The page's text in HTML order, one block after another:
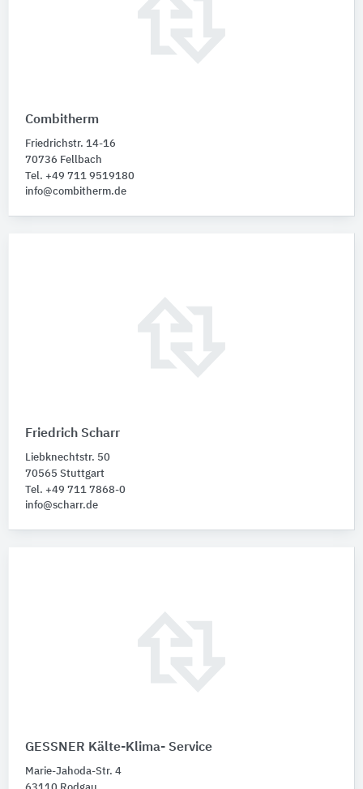
Combitherm
Friedrichstr. 14-16
70736 Fellbach
Tel. +49 711 9519180
info@combitherm.de
Friedrich Scharr
Liebknechtstr. 50
70565 Stuttgart
Tel. +49 711 7868-0
info@scharr.de
GESSNER Kälte-Klima- Service
Marie-Jahoda-Str. 4